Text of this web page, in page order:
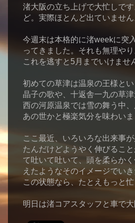
渚大阪の立ち上げで大忙しで
ど。実際ほとんど出ていませ
今週末は本格的に渚weekに突
ってきました。それも無理や
これを逃すと5月までいけませ
初めての草津は温泉の王様と
晶子の歌や、十返舎一九の草
西の河原温泉では雪の舞う中
あの世かと極楽気分を味わい
ここ最近、いろいろな出来事
たんだけどようやく伸びるこ
て吐いて吐いて、頭を柔らか
えたようなそのイメージでい
この状態なら、たとえもっと
明日は渚コアスタッフと車で